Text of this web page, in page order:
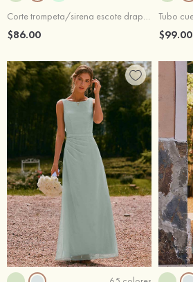
$86.00 $99.00